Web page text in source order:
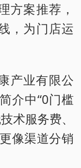
方案推荐，
，为门店运
产业有限公
介中“0门槛
术服务费、
像渠道分销